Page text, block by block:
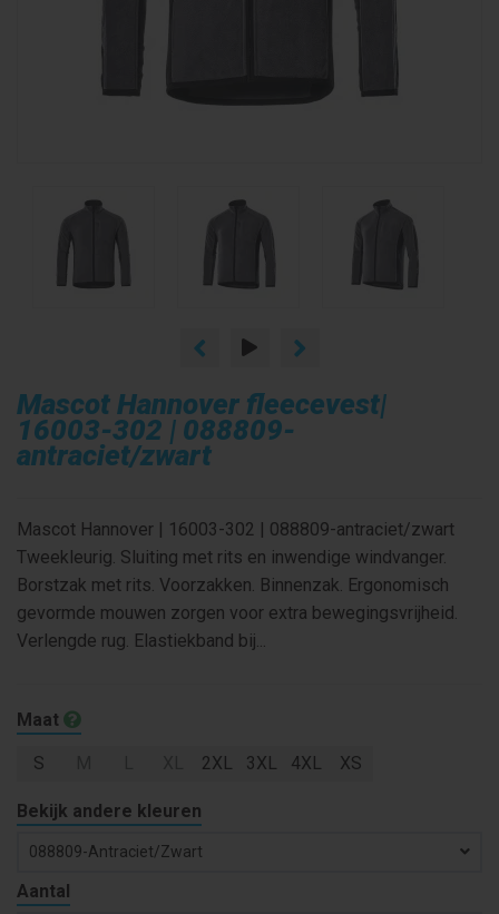
Mascot Hannover fleecevest|
16003-302 | 088809-
antraciet/zwart
Mascot Hannover | 16003-302 | 088809-antraciet/zwart
Tweekleurig. Sluiting met rits en inwendige windvanger.
Borstzak met rits. Voorzakken. Binnenzak. Ergonomisch
gevormde mouwen zorgen voor extra bewegingsvrijheid.
Verlengde rug. Elastiekband bij...
Maat
S 2XL 3XL 4XL XS
Bekijk andere kleuren
088809-Antraciet/zwart
Aantal